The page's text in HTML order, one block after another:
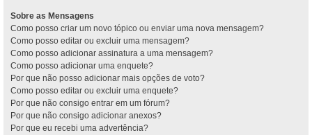
Sobre as Mensagens
Como posso criar um novo tópico ou enviar uma nova mensagem?
Como posso editar ou excluir uma mensagem?
Como posso adicionar assinatura a uma mensagem?
Como posso adicionar uma enquete?
Por que não posso adicionar mais opções de voto?
Como posso editar ou excluir uma enquete?
Por que não consigo entrar em um fórum?
Por que não consigo adicionar anexos?
Por que eu recebi uma advertência?